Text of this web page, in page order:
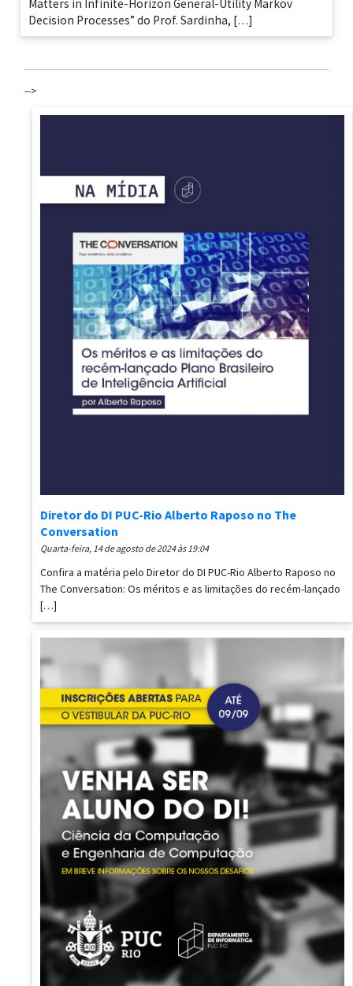
Matters in Infinite-Horizon General-Utility Markov
Decision Processes” do Prof. Sardinha, […]
-->
Diretor do DI PUC-Rio Alberto Raposo no The
Conversation
quarta-feira, 14 de agosto de 2024 às 19:04
Confira a matéria pelo Diretor do DI PUC-Rio Alberto Raposo no
The Conversation: Os méritos e as limitações do recém-lançado
[…]